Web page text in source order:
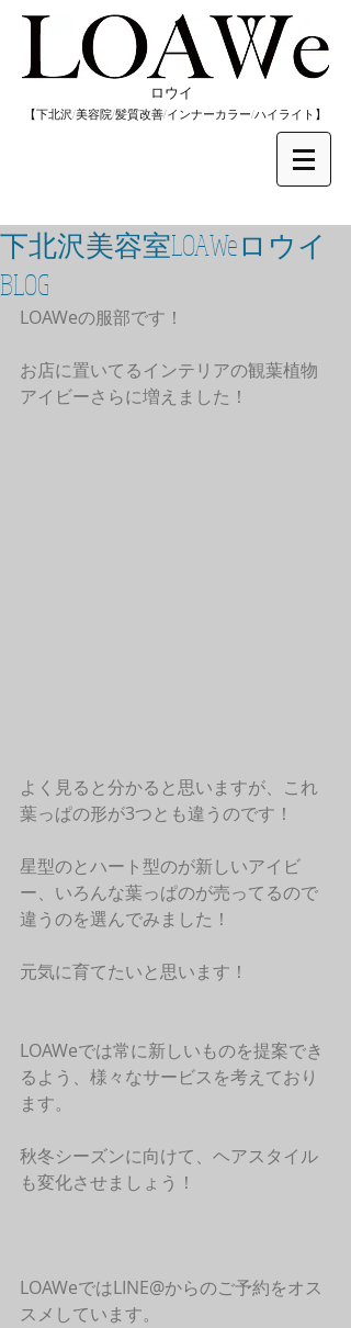
​ロウイ
​【下北沢/美容院/髪質改善/インナーカラー/​ハイライト】
下北沢美容室LOAWeロウイ
BLOG
LOAWeの服部です！
お店に置いてるインテリアの観葉植物
アイビーさらに増えました！
よく見ると分かると思いますが、これ
葉っぱの形が3つとも違うのです！
星型のとハート型のが新しいアイビ
ー、いろんな葉っぱのが売ってるので
違うのを選んでみました！
元気に育てたいと思います！
LOAWeでは常に新しいものを提案でき
るよう、様々なサービスを考えており
ます。
秋冬シーズンに向けて、ヘアスタイル
も変化させましょう！
LOAWeではLINE@からのご予約をオス
スメしています。